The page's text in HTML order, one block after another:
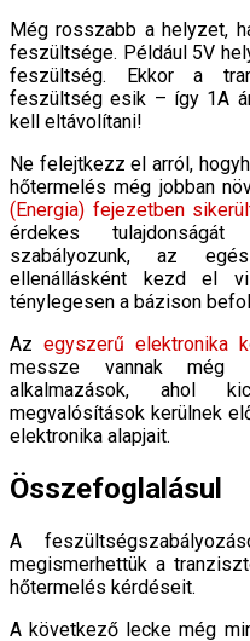
Még rosszabb a helyzet,
feszültsége. Például 5V
feszültség. Ekkor a
feszültség esik – így 1A
kell eltávolítani!
Ne felejtkezz el arról,
hőtermelés még jobban
(Energia) fejezetben
érdekes
szabályozunk, az
ellenállásként kezd el
ténylegesen a bázison
Az egyszerű elektronika
messze vannak még
alkalmazások, ahol
megvalósítások kerülnek
elektronika alapjait.
Összefoglalásul
A
megismerhettük a
hőtermelés kérdéseit.
A következő lecke még